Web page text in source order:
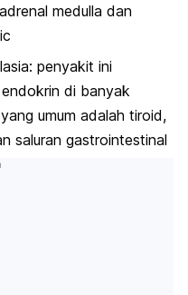
medulla dan
penyakit ini
di banyak
umum adalah tiroid,
saluran gastrointestinal